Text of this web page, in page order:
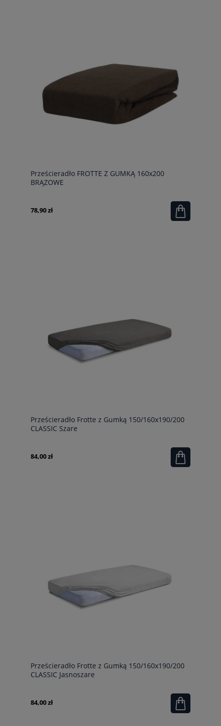
Prześcieradło FROTTE Z GUMKĄ 160x200
BRĄZOWE
78,90 zł
Prześcieradło Frotte z Gumką 150/160x190/200
CLASSIC Szare
84,00 zł
Prześcieradło Frotte z Gumką 150/160x190/200
CLASSIC Jasnoszare
84,00 zł